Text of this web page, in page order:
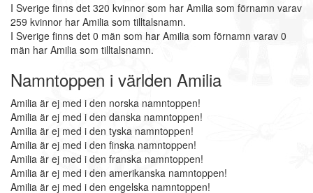
I Sverige finns det 320 kvinnor som har Amilia som förnamn varav
259 kvinnor har Amilia som tilltalsnamn.
I Sverige finns det 0 män som har Amilia som förnamn varav 0
män har Amilia som tilltalsnamn.
Namntoppen i världen Amilia
Amilia är ej med i den norska namntoppen!
Amilia är ej med i den danska namntoppen!
Amilia är ej med i den tyska namntoppen!
Amilia är ej med i den finska namntoppen!
Amilia är ej med i den franska namntoppen!
Amilia är ej med i den amerikanska namntoppen!
Amilia är ej med i den engelska namntoppen!